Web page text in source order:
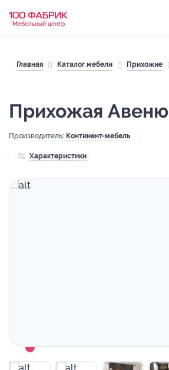
Мебельный центр
Главная Каталог мебели Прихожие
Прихожая Авеню
Производитель: Континент-мебель
Характеристики